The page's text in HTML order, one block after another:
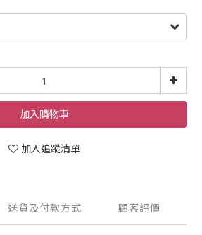
加入購物車
加入追蹤清單
送貨及付款方式 顧客評價